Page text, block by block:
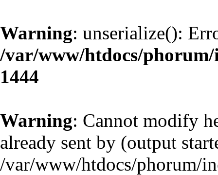
Warning: unserialize():
/var/www/htdocs/
1444
Warning: Cannot modify
already sent by (output
/var/www/htdocs/phorum/